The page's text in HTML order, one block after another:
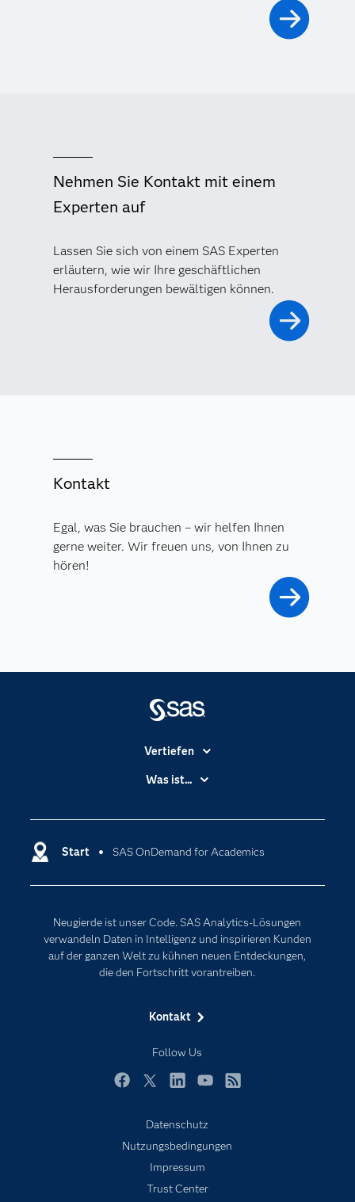
Nehmen Sie Kontakt mit einem
Experten auf
Lassen Sie sich von einem SAS Experten
erläutern, wie wir Ihre geschäftlichen
Herausforderungen bewältigen können.
Kontakt
Egal, was Sie brauchen – wir helfen Ihnen
gerne weiter. Wir freuen uns, von Ihnen zu
hören!
Start SAS OnDemand for Academics
Neugierde ist unser Code. SAS Analytics-Lösungen
verwandeln Daten in Intelligenz und inspirieren Kunden
auf der ganzen Welt zu kühnen neuen Entdeckungen,
die den Fortschritt vorantreiben.
Kontakt
Follow Us
Vertiefen
Branchen
Dokumentation
Entwickler
Karriere
Für Lehrkräfte
Lehrvideos
Nachrichten
Produkte
Support & Services
Testen/Kaufen
Was ist...
Data Science
Künstliche Intelligenz
Datenschutz
Nutzungsbedingungen
Impressum
Trust Center